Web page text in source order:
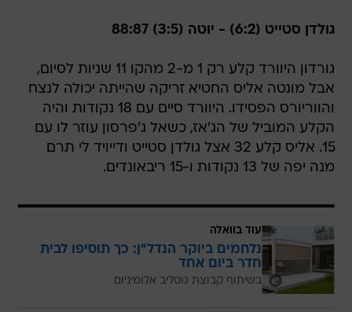
גולדן סטייט (6:2) - יוטה (3:5) 88:87
גורדון היוורד קלע רק 1 מ-2 מהקו 11 שניות לסיום,
אבל מונטה אליס החטיא זריקה שהייתה יכולה לנצח
והווריורס הפסידו. היוורד סיים עם 18 נקודות והיה
הקלע המוביל של הג'אז, כשאל ג'פרסון עוזר לו עם
15. אליס קלע 32 אצל גולדן סטייט ודייויד לי תרם
מנה יפה של 13 נקודות ו-15 ריבאונדים.
עוד בוואלה
נלחמים ביוקר הנדל"ן: כך תוסיפו לבית
חדר ביום אחד
בשיתוף קבוצת גוטליב אלומיניום